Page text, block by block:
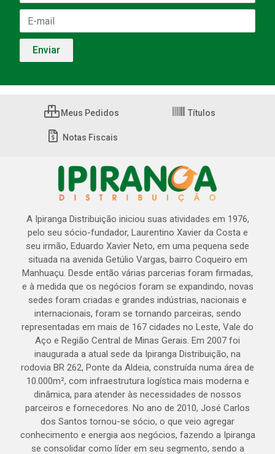
Meus Pedidos Títulos
Notas Fiscais
A Ipiranga Distribuição iniciou suas atividades em 1976,
pelo seu sócio-fundador, Laurentino Xavier da Costa e
seu irmão, Eduardo Xavier Neto, em uma pequena sede
situada na avenida Getúlio Vargas, bairro Coqueiro em
Manhuaçu. Desde então várias parcerias foram firmadas,
e à medida que os negócios foram se expandindo, novas
sedes foram criadas e grandes indústrias, nacionais e
internacionais, foram se tornando parceiras, sendo
representadas em mais de 167 cidades no Leste, Vale do
Aço e Região Central de Minas Gerais. Em 2007 foi
inaugurada a atual sede da Ipiranga Distribuição, na
rodovia BR 262, Ponte da Aldeia, construída numa área de
10.000m², com infraestrutura logística mais moderna e
dinâmica, para atender às necessidades de nossos
parceiros e fornecedores. No ano de 2010, José Carlos
dos Santos tornou-se sócio, o que veio agregar
conhecimento e energia aos negócios, fazendo a Ipiranga
se consolidar como líder em seu segmento, sendo a